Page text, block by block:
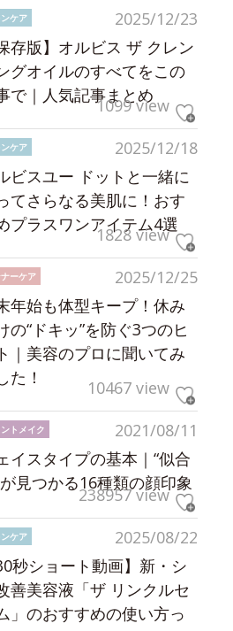
2025/12/23
ケア
存版】オルビス ザ クレン
グオイルのすべてをこの
で｜人気記事まとめ
1099 view
2025/12/18
ケア
ビスユー ドットと一緒に
てさらなる美肌に！おす
プラスワンアイテム4選
1828 view
2025/12/25
ーケア
年始も体型キープ！休み
の“ドキッ”を防ぐ3つのヒ
｜美容のプロに聞いてみ
た！
10467 view
2021/08/11
トメイク
イスタイプの基本｜“似合
が見つかる16種類の顔印象
238957 view
2025/08/22
ケア
秒ショート動画】新・シ
善美容液「ザ リンクルセ
」のおすすめの使い方っ